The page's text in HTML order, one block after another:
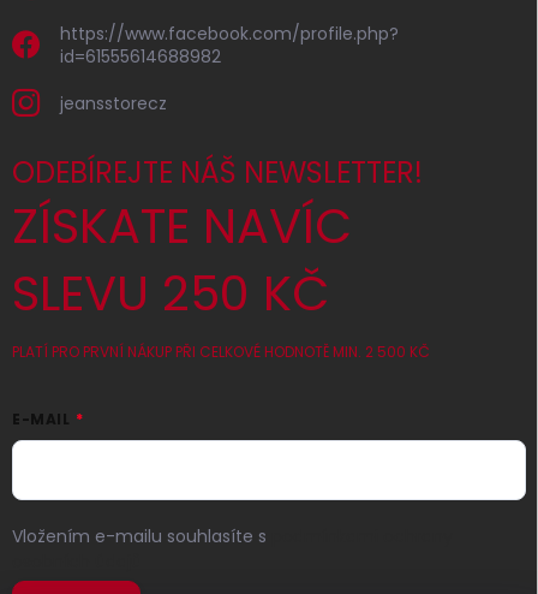
https://www.facebook.com/profile.php?
id=61555614688982
jeansstorecz
ODEBÍREJTE NÁŠ NEWSLETTER!
ZÍSKATE NAVÍC
SLEVU 250 KČ
PLATÍ PRO PRVNÍ NÁKUP PŘI CELKOVÉ HODNOTĚ MIN. 2 500 KČ
E-MAIL
Vložením e-mailu souhlasíte s